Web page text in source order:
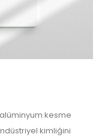
kesme
kimliğini